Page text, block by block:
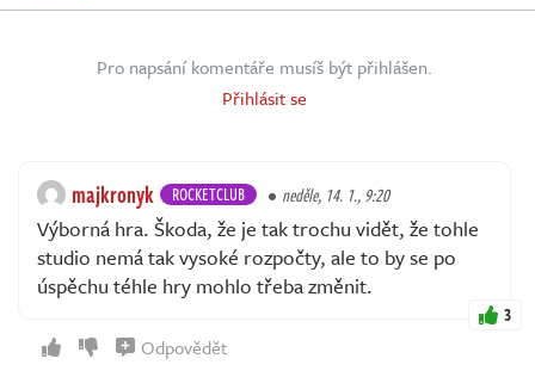
Pro napsání komentáře musíš být přihlášen.
Přihlásit se
majkronyk ROCKETCLUB neděle, 14. 1., 9:20
Výborná hra. Škoda, že je tak trochu vidět, že tohle
studio nemá tak vysoké rozpočty, ale to by se po
úspěchu téhle hry mohlo třeba změnit.
3
Odpovědět